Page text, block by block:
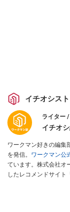
イチオシスト
ライター
イチオ
ワークマン好きの編集
を発信。 ワークマン公
ています。株式会社オ
したレコメンドサイト